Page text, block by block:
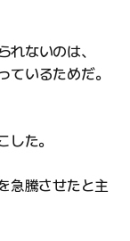
ないのは、
ているためだ。
した。
急騰させたと主